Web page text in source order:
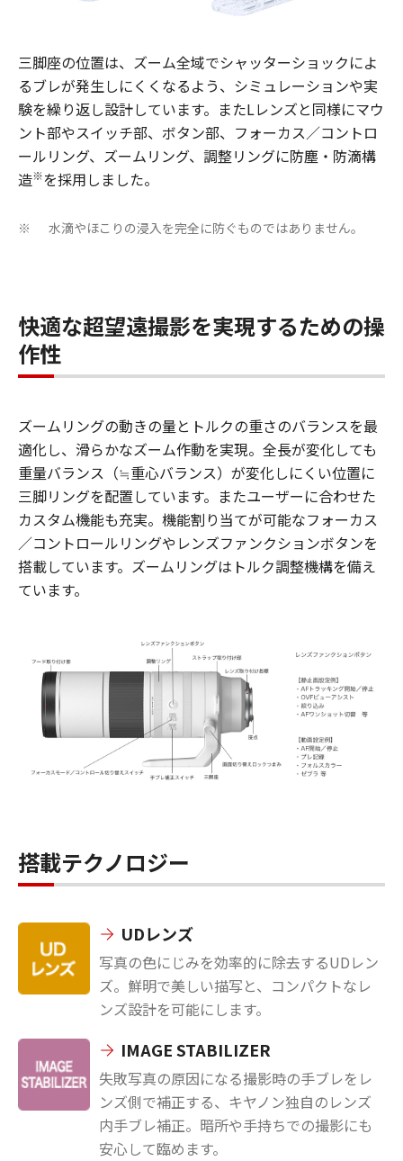
三脚座の位置は、ズーム全域でシャッターショックによ
るブレが発生しにくくなるよう、シミュレーションや実
験を繰り返し設計しています。またLレンズと同様にマウ
ント部やスイッチ部、ボタン部、フォーカス／コントロ
ールリング、ズームリング、調整リングに防塵・防滴構
造※を採用しました。
※ 水滴やほこりの浸入を完全に防ぐものではありません。
快適な超望遠撮影を実現するための操
作性
ズームリングの動きの量とトルクの重さのバランスを最
適化し、滑らかなズーム作動を実現。全長が変化しても
重量バランス（≒重心バランス）が変化しにくい位置に
三脚リングを配置しています。またユーザーに合わせた
カスタム機能も充実。機能割り当てが可能なフォーカス
／コントロールリングやレンズファンクションボタンを
搭載しています。ズームリングはトルク調整機構を備え
ています。
搭載テクノロジー
UDレンズ
写真の色にじみを効率的に除去するUDレン
ズ。鮮明で美しい描写と、コンパクトなレ
ンズ設計を可能にします。
IMAGE STABILIZER
失敗写真の原因になる撮影時の手ブレをレ
ンズ側で補正する、キヤノン独自のレンズ
内手ブレ補正。暗所や手持ちでの撮影にも
安心して臨めます。